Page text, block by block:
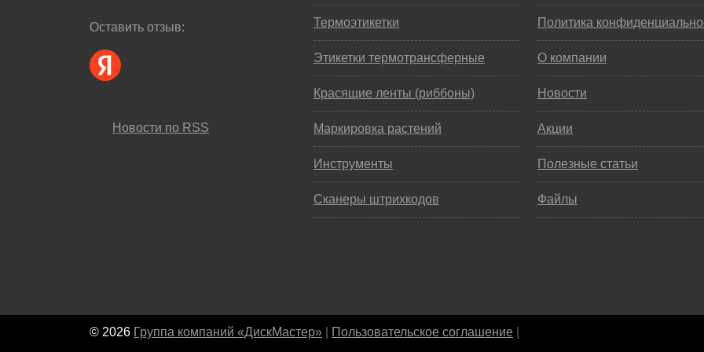
Оставить отзыв:
Новости по RSS
Термоэтикетки
Этикетки термотрансферные
Красящие ленты (риббоны)
Маркировка растений
Инструменты
Сканеры штрихкодов
Политика
О компании
Новости
Акции
Полезные статьи
Файлы
© 2026 Группа компаний «ДискМастер» Пользовательское соглашение